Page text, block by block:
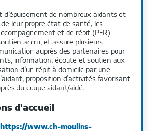
d’épuisement de nombreux aidants et
leur propre état de santé, les
et de répit (PFR)
accru, et assure plusieurs
auprès des partenaires pour
information, écoute et soutien aux
d’un répit à domicile par une
proposition d’activités favorisant
du coupe aidant/aidé.
d'accueil
https://www.ch-moulins-